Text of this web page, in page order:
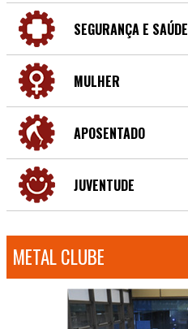
SEGURANÇA E SAÚDE
MULHER
APOSENTADO
JUVENTUDE
METAL CLUBE